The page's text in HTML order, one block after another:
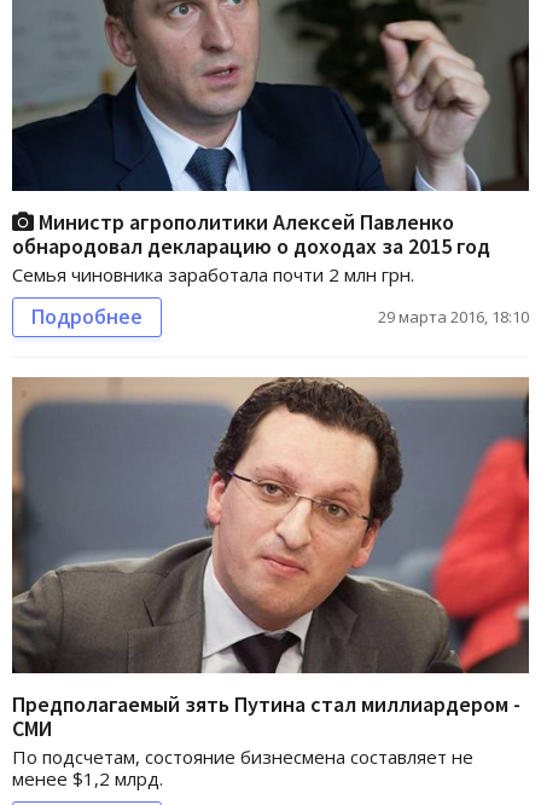
Министр агрополитики Алексей Павленко
обнародовал декларацию о доходах за 2015 год
Семья чиновника заработала почти 2 млн грн.
Подробнее 29 марта 2016, 18:10
Предполагаемый зять Путина стал миллиардером -
СМИ
По подсчетам, состояние бизнесмена составляет не
менее $1,2 млрд.